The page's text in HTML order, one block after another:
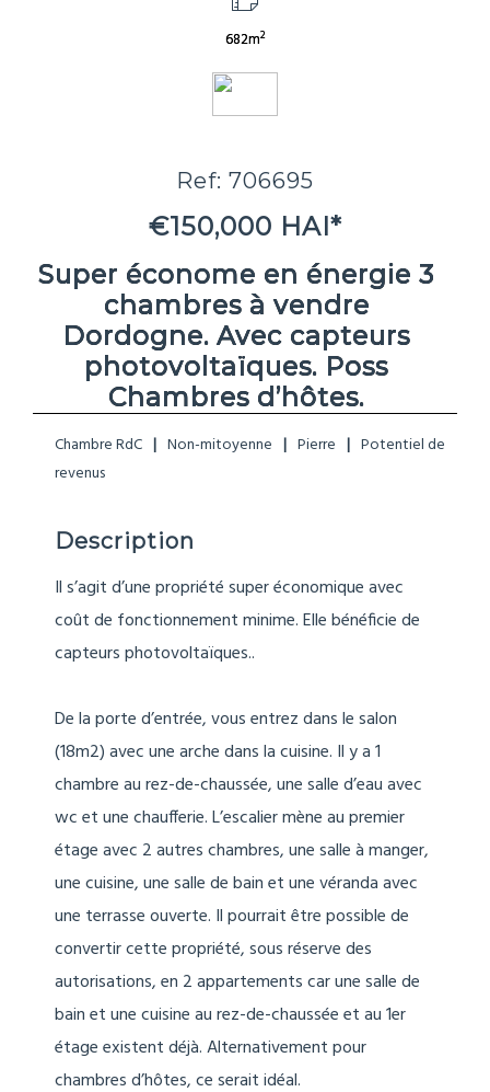
682m2
Ref: 706695
€150,000 HAI*
Super économe en énergie 3
chambres à vendre
Dordogne. Avec capteurs
photovoltaïques. Poss
Chambres d’hôtes.
Chambre RdC Non-mitoyenne Pierre
Potentiel de
revenus
Description
Il s’agit d’une propriété super économique avec
coût de fonctionnement minime. Elle bénéficie de
capteurs photovoltaïques..
De la porte d’entrée, vous entrez dans le salon
(18m2) avec une arche dans la cuisine. Il y a 1
chambre au rez-de-chaussée, une salle d’eau avec
wc et une chaufferie. L’escalier mène au premier
étage avec 2 autres chambres, une salle à manger,
une cuisine, une salle de bain et une véranda avec
une terrasse ouverte. Il pourrait être possible de
convertir cette propriété, sous réserve des
autorisations, en 2 appartements car une salle de
bain et une cuisine au rez-de-chaussée et au 1er
étage existent déjà. Alternativement pour
chambres d’hôtes, ce serait idéal.